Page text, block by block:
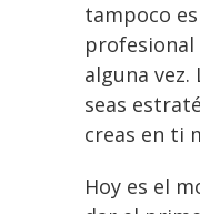
tampoco
profesional
alguna
seas
creas en ti
Hoy es el